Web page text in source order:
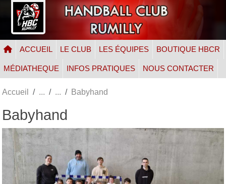
ACCUEIL LE CLUB LES ÉQUIPES BOUTIQUE HBCR
MÉDIATHEQUE INFOS PRATIQUES NOUS CONTACTER
Accueil Babyhand
Babyhand
Panneau de gestion des cookies